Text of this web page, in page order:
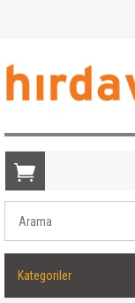
Kategoriler